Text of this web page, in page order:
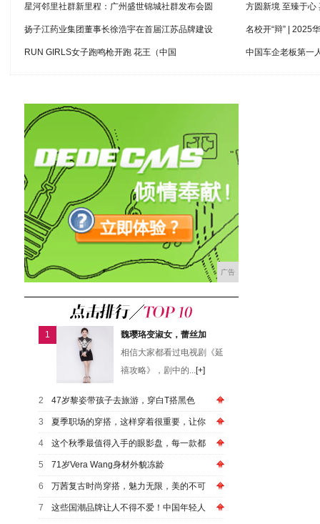
星河邻里社群新里程：广州盛世锦城社群发布会圆 方圆新境 至臻于心
扬子江药业集团董事长徐浩宇在首届江苏品牌建设 名校开“辩” | 2025
RUN GIRLS女子跑鸣枪开跑 花王（中国 中国车企老板第一
广告
1
魏璎珞变淑女，蕾丝加
相信大家都看过电视剧《延
禧攻略》，剧中的...[+]
2 47岁黎姿带孩子去旅游，穿白T搭黑色
3 夏季职场的穿搭，这样穿着很重要，让你
4 这个秋季最值得入手的眼影盘，每一款都
5 71岁Vera Wang身材外貌冻龄
6 万茜复古时尚穿搭，魅力无限，美的不可
7 这些国潮品牌让人不得不爱！中国年轻人